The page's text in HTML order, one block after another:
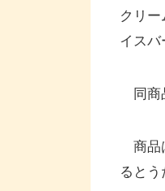
クリ
イスバ
同商
商品
るとう